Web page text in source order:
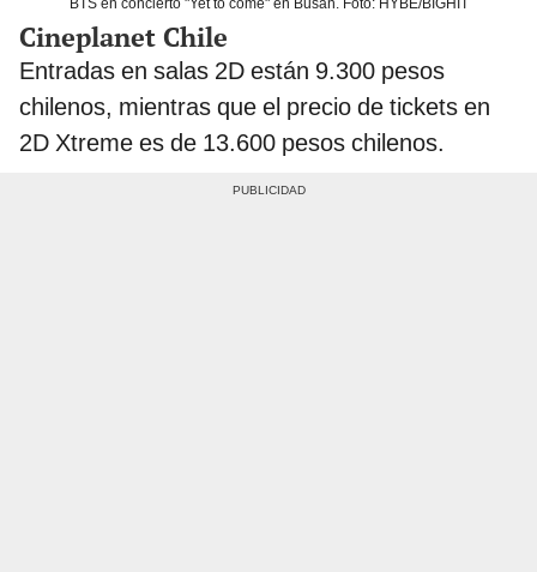
BTS en concierto "Yet to come" en Busan. Foto: HYBE/BIGHIT
Cineplanet Chile
Entradas en salas 2D están 9.300 pesos
chilenos, mientras que el precio de tickets en
2D Xtreme es de 13.600 pesos chilenos.